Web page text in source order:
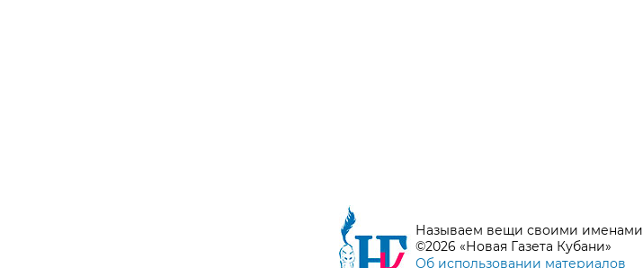
Называем вещи своими именами
©2026 «Новая Газета Кубани»
Об использовании материалов